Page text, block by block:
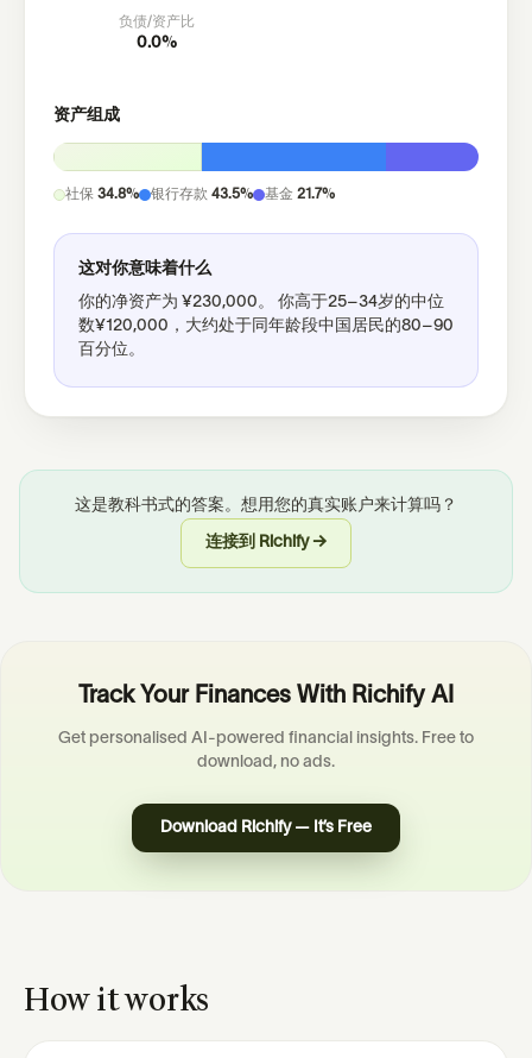
负债/资产比
0.0%
资产组成
社保 34.8% 银行存款 43.5% 基金 21.7%
这对你意味着什么
你的净资产为 ¥230,000。
你高于25–34岁的中位
数¥120,000，大约处于同年龄段中国居民的80–90
百分位。
这是教科书式的答案。想用您的真实账户来计算吗？
连接到 Richify →
Track Your Finances With Richify AI
Get personalised AI-powered financial insights. Free to
download, no ads.
Download Richify — It’s Free
How it works